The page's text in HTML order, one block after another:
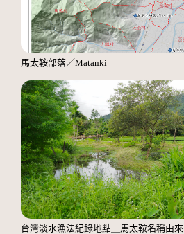
馬太鞍部落／Matanki
台灣淡水漁法紀錄地點＿馬太鞍名稱由來